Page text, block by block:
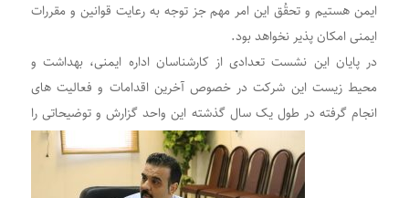
ایمن هستیم و تحقُق این امر مهم جز توجه به رعایت قوانین و مقررات
ایمنی امکان پذیر نخواهد بود.
در پایان این نشست تعدادی از کارشناسان اداره ایمنی، بهداشت و
محیط زیست این شرکت در خصوص آخرین اقدامات و فعالیت های
انجام گرفته در طول یک سال گذشته این واحد گزارش و توضیحاتی را